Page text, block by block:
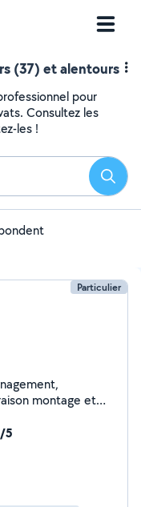
(37) et alentours
pour
Consultez les
les !
Particulier
montage et
5